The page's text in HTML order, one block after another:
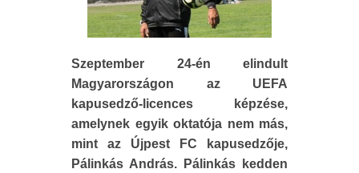
Szeptember 24-én elindult
Magyarországon az UEFA
kapusedző-licences képzése,
amelynek egyik oktatója nem más,
mint az Újpest FC kapusedzője,
Pálinkás András. Pálinkás kedden